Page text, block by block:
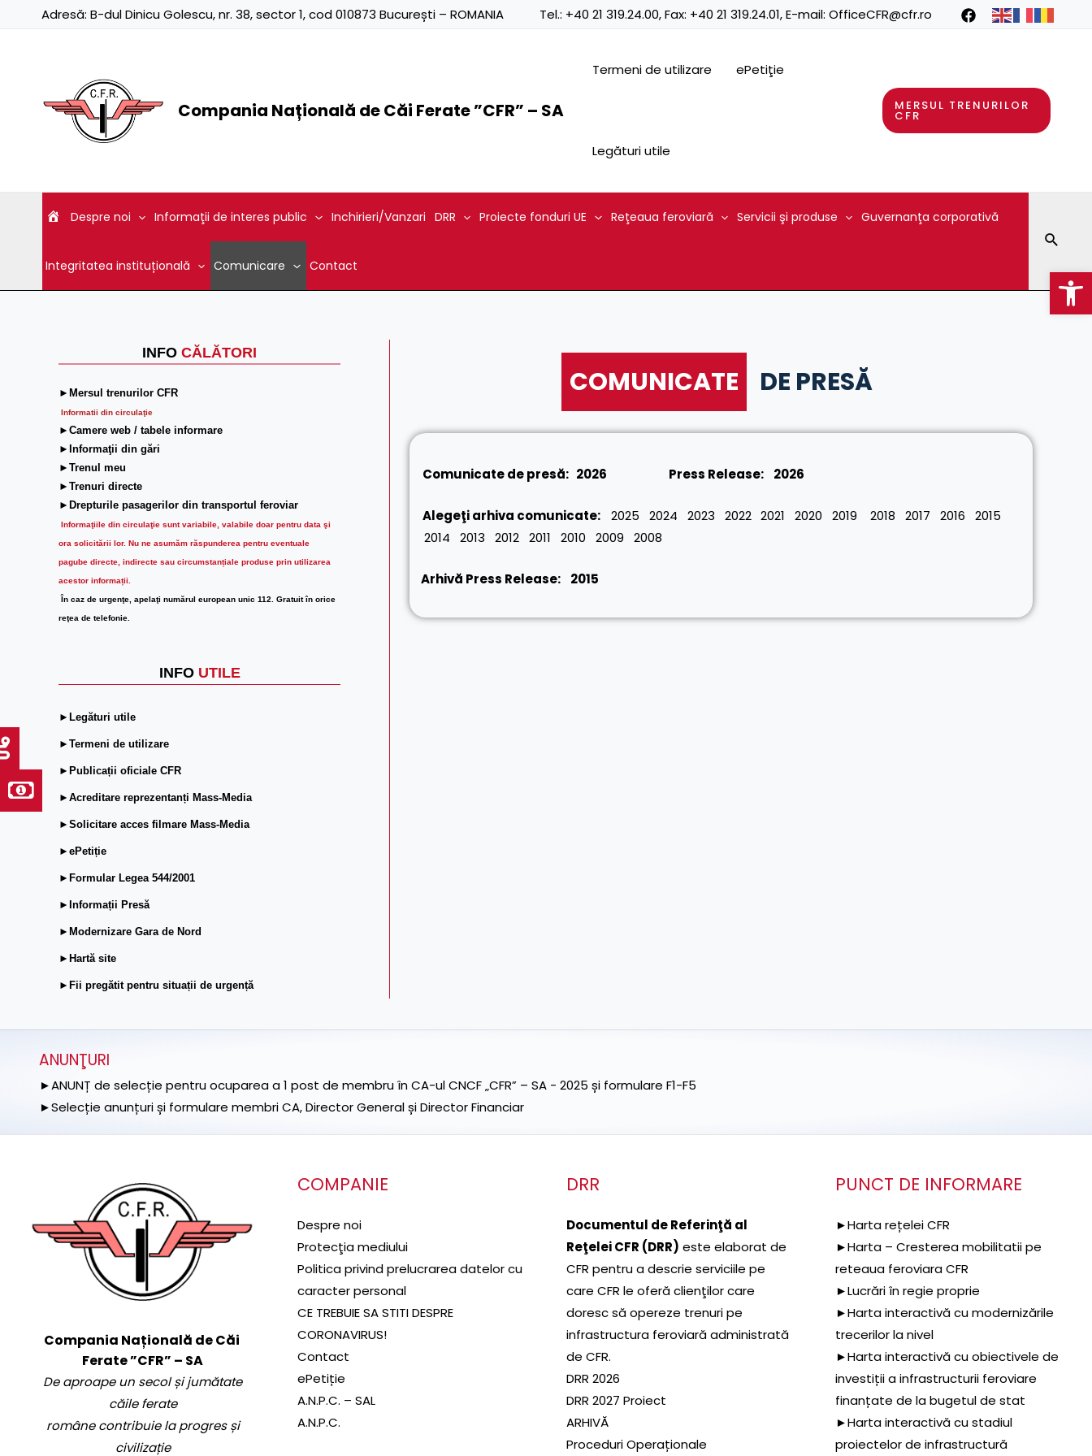
Adresă: B-dul Dinicu Golescu, nr. 38, sector 1, cod 010873 București – ROMANIA Tel.: +40 21 319.24.00, Fax: +40 21 319.24.01, E-mail: OfficeCFR@cfr.ro
Compania Națională de Căi Ferate ”CFR” – SA
Termeni de utilizare ePetiţie
Legături utile
MERSUL TRENURILOR
CFR
Despre noi Informaţii de interes public Inchirieri/Vanzari DRR Proiecte fonduri UE Reţeaua feroviară Servicii şi produse Guvernanţa corporativă
Integritatea instituțională Comunicare Contact
INFO CĂLĂTORI
►Mersul trenurilor CFR
Informatii din circulaţie
►Camere web / tabele informare
►Informaţii din gări
►Trenul meu
►Trenuri directe
►Drepturile pasagerilor din transportul feroviar
Informaţiile din circulaţie sunt variabile, valabile doar pentru data şi
ora solicitării lor. Nu ne asumăm răspunderea pentru eventuale
pagube directe, indirecte sau circumstanțiale produse prin utilizarea
acestor informații.
În caz de urgenţe, apelaţi numărul european unic 112. Gratuit în orice
reţea de telefonie.
INFO UTILE
►Legături utile
►Termeni de utilizare
►Publicații oficiale CFR
►Acreditare reprezentanți Mass-Media
►Solicitare acces filmare Mass-Media
►ePetiție
►Formular Legea 544/2001
►Informații Presă
►Modernizare Gara de Nord
►Hartă site
►Fii pregătit pentru situații de urgență
COMUNICATE DE PRESĂ
Comunicate de presă: 2026 Press Release: 2026
Alegeţi arhiva comunicate: 2025 2024 2023 2022 2021 2020 2019 2018 2017 2016
2015
2014
2013 2012 2011 2010 2009 2008
Arhivă Press Release: 2015
ANUNŢURI
►ANUNȚ de selecție pentru ocuparea a 1 post de membru în CA-ul CNCF „CFR” – SA - 2025 și formulare F1-F5
►Selecție anunțuri și formulare membri CA, Director General și Director Financiar
Compania Națională de Căi
Ferate ”CFR” – SA
De aproape un secol și jumătate
căile ferate
române contribuie la progres și
civilizație
COMPANIE
Despre noi
Protecţia mediului
Politica privind prelucrarea datelor cu
caracter personal
CE TREBUIE SA STITI DESPRE
CORONAVIRUS!
Contact
ePetiție
A.N.P.C. – SAL
A.N.P.C.
DRR
Documentul de Referinţă al
Reţelei CFR (DRR) este elaborat de
CFR pentru a descrie serviciile pe
care CFR le oferă clienţilor care
doresc să opereze trenuri pe
infrastructura feroviară administrată
de CFR.
DRR 2026
DRR 2027 Proiect
ARHIVĂ
Proceduri Operaționale
PUNCT DE INFORMARE
►Harta rețelei CFR
►Harta – Cresterea mobilitatii pe
reteaua feroviara CFR
►Lucrări în regie proprie
►Harta interactivă cu modernizările
trecerilor la nivel
►Harta interactivă cu obiectivele de
investiții a infrastructurii feroviare
finanțate de la bugetul de stat
►Harta interactivă cu stadiul
proiectelor de infrastructură